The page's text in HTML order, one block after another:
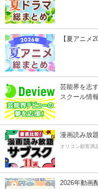
【夏アニメ
芸能界を志
スクール情
漫画読み放
オリコン顧客満
2026年動画